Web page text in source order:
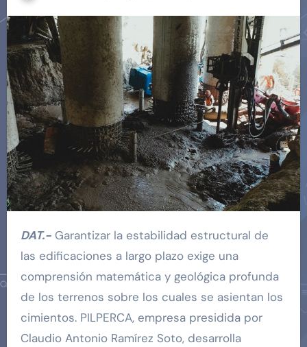
DAT.-Garantizar la estabilidad estructural de
las edificaciones a largo plazo exige una
comprensión matemática y geológica profunda
de los terrenos sobre los cuales se asientan los
cimientos. PILPERCA, empresa presidida por
Claudio Antonio Ramírez Soto, desarrolla